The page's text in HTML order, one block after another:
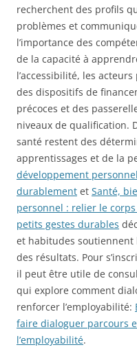
recherchent des profils
problèmes et
l’importance des
de la capacité à
l’accessibilité, les
des dispositifs de
précoces et des
niveaux de qualification.
santé restent des
apprentissages et de la
développement
durablement et Santé,
personnel : relier le
petits gestes durables
et habitudes soutiennent
des résultats. Pour
il peut être utile de
qui explore comment
renforcer l’employabilité:
faire dialoguer parcours
l’employabilité.